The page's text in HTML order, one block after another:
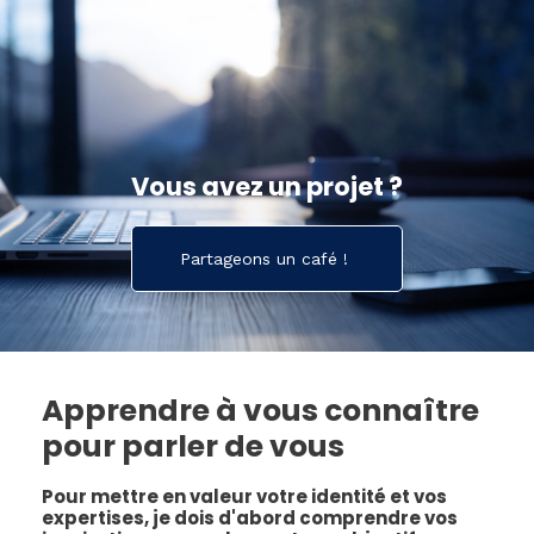
Vous avez un projet ?
Partageons un café !
Apprendre à vous connaître
pour parler de vous
Pour mettre en valeur votre identité et vos
expertises, je dois d'abord comprendre vos